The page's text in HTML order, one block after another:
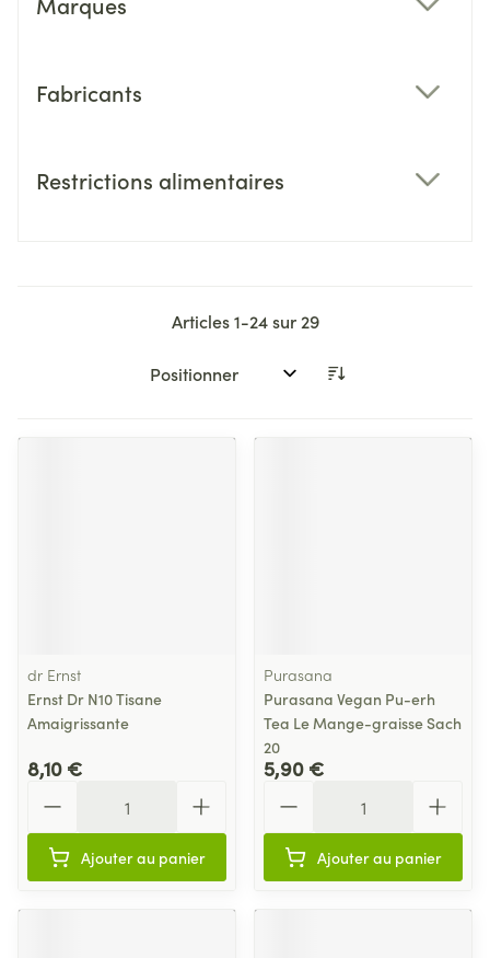
Fabricants
Restrictions alimentaires
Articles1-24sur 29
Trier par:
dr Ernst
Ernst Dr N10 Tisane
Amaigrissante
8,10 €
Ajouter au panier
Purasana
Purasana Vegan Pu-erh
Tea Le Mange-graisse Sach
20
5,90 €
Ajouter au panier